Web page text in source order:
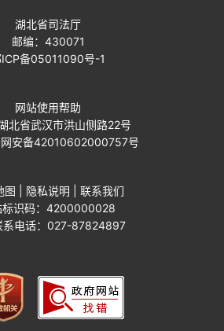
湖北省司法厅
邮编：430071
备05011090号-1
网站使用帮助
北省武汉市洪山侧路22号
安备42010602000757号
图 隐私说明
联系我们
标识码：4200000028
系电话：027-87824897